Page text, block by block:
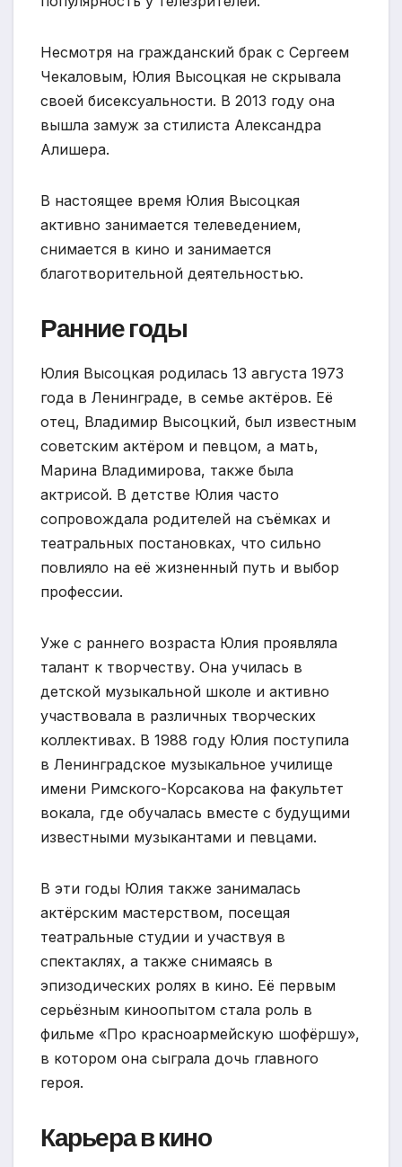
Несмотря на гражданский брак с Сергеем
Чекаловым, Юлия Высоцкая не скрывала
своей бисексуальности. В 2013 году она
вышла замуж за стилиста Александра
Алишера.
В настоящее время Юлия Высоцкая
активно занимается телеведением,
снимается в кино и занимается
благотворительной деятельностью.
Ранние годы
Юлия Высоцкая родилась 13 августа 1973
года в Ленинграде, в семье актёров. Её
отец, Владимир Высоцкий, был известным
советским актёром и певцом, а мать,
Марина Владимирова, также была
актрисой. В детстве Юлия часто
сопровождала родителей на съёмках и
театральных постановках, что сильно
повлияло на её жизненный путь и выбор
профессии.
Уже с раннего возраста Юлия проявляла
талант к творчеству. Она училась в
детской музыкальной школе и активно
участвовала в различных творческих
коллективах. В 1988 году Юлия поступила
в Ленинградское музыкальное училище
имени Римского-Корсакова на факультет
вокала, где обучалась вместе с будущими
известными музыкантами и певцами.
В эти годы Юлия также занималась
актёрским мастерством, посещая
театральные студии и участвуя в
спектаклях, а также снимаясь в
эпизодических ролях в кино. Её первым
серьёзным киноопытом стала роль в
фильме «Про красноармейскую шофёршу»,
в котором она сыграла дочь главного
героя.
Карьера в кино